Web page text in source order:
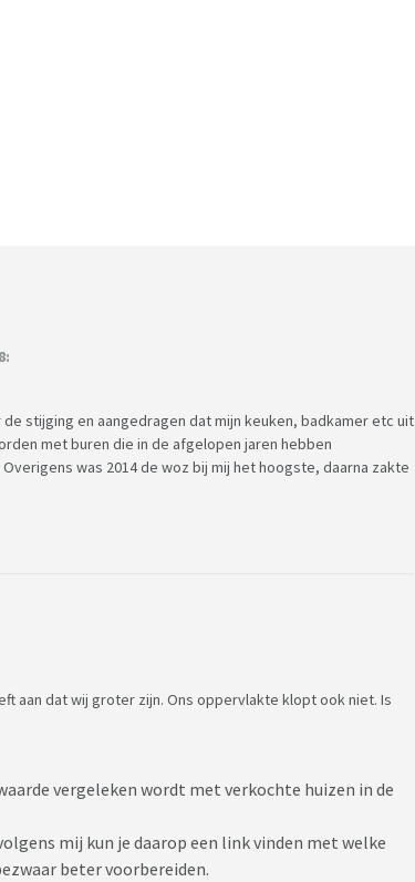
stijging en aangedragen dat mijn keuken, badkamer etc uit
met buren die in de afgelopen jaren hebben
was 2014 de woz bij mij het hoogste, daarna zakte
aan dat wij groter zijn. Ons oppervlakte klopt ook niet. Is
vergeleken wordt met verkochte huizen in de
mij kun je daarop een link vinden met welke
beter voorbereiden.